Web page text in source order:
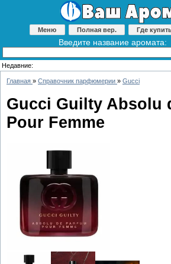
Меню Полная вер. Где
Введите название аромата:
Недавние:
Главная » Справочник парфюмерии » Gucci
Gucci Guilty Absolu
Pour Femme